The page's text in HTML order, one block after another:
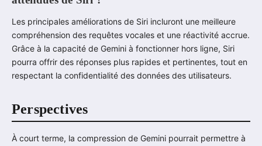
Les principales améliorations de Siri incluront une meilleure
compréhension des requêtes vocales et une réactivité accrue.
Grâce à la capacité de Gemini à fonctionner hors ligne, Siri
pourra offrir des réponses plus rapides et pertinentes, tout en
respectant la confidentialité des données des utilisateurs.
Perspectives
À court terme, la compression de Gemini pourrait permettre à